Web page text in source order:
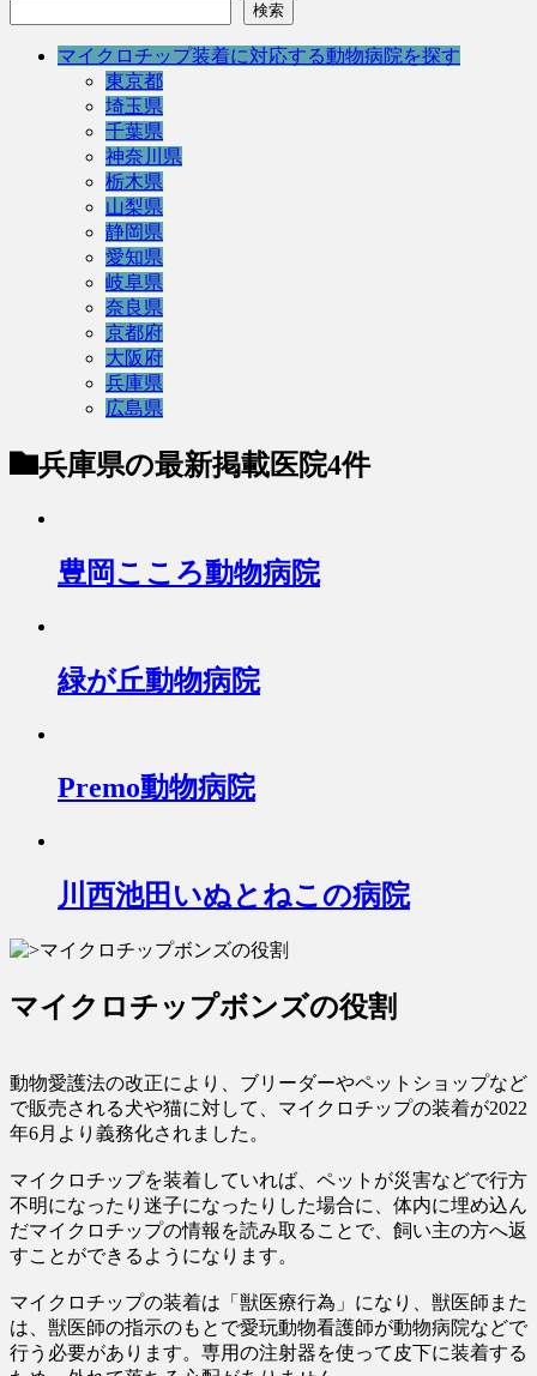
検索
マイクロチップ装着に対応する動物病院を探す
東京都
埼玉県
千葉県
神奈川県
栃木県
山梨県
静岡県
愛知県
岐阜県
奈良県
京都府
大阪府
兵庫県
広島県
兵庫県の最新掲載医院4件
豊岡こころ動物病院
緑が丘動物病院
Premo動物病院
川西池田いぬとねこの病院
マイクロチップボンズの役割
動物愛護法の改正により、ブリーダーやペットショップなど
で販売される犬や猫に対して、マイクロチップの装着が2022
年6月より義務化されました。
マイクロチップを装着していれば、ペットが災害などで行方
不明になったり迷子になったりした場合に、体内に埋め込ん
だマイクロチップの情報を読み取ることで、飼い主の方へ返
すことができるようになります。
マイクロチップの装着は「獣医療行為」になり、獣医師また
は、獣医師の指示のもとで愛玩動物看護師が動物病院などで
行う必要があります。専用の注射器を使って皮下に装着する